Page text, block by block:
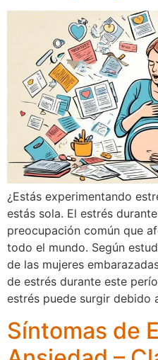
¿Estás experimentando
estás sola. El estrés
preocupación común que
todo el mundo. Según
de las mujeres
de estrés durante este
estrés puede surgir debido
Síntomas de